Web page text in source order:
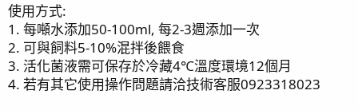
使用方式:
1. 每噸水添加50-100ml, 每2-3週添加一次
2. 可與飼料5-10%混拌後餵食
3. 活化菌液需可保存於冷藏4℃溫度環境12個月
4. 若有其它使用操作問題請洽技術客服0923318023